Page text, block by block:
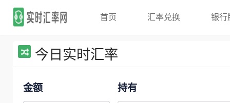
首页 汇率兑换 银行
今日实时汇率
金额 持有